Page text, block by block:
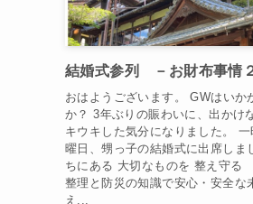
結婚式参列 －お財布事情
おはようございます。 GWはいか
か？ 3年ぶりの賑わいに、出かけ
キウキした気分になりました。
曜日、甥っ子の結婚式に出席しま
ちにある 大切なものを 整え
整理と防災の知識で安心・安全な
え...